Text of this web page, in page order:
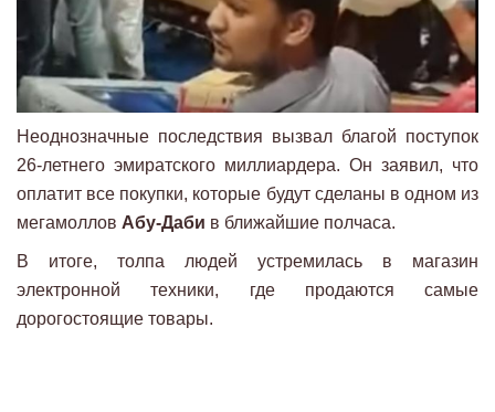
Неоднозначные последствия вызвал благой поступок
26-летнего эмиратского миллиардера. Он заявил, что
оплатит все покупки, которые будут сделаны в одном из
мегамоллов Абу-Даби в ближайшие полчаса.
В итоге, толпа людей устремилась в магазин
электронной техники, где продаются самые
дорогостоящие товары.